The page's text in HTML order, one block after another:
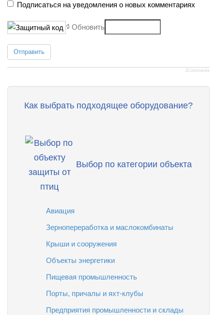
Подписаться на уведомления о новых комментариях
Обновить
Отправить
JComments
Как выбрать подходящее оборудование?
Выбор по категории объекта
Авиация
Зернопереработка и маслокомбинаты
Крыши и сооружения
Объекты энергетики
Пищевая промышленность
Порты, причалы и яхт-клубы
Предприятия промышленности и склады